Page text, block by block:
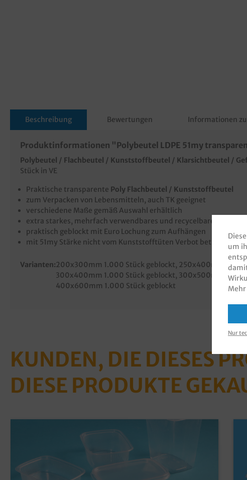
Beschreibung Bewertungen Informationen
Produktinformationen "Polybeutel LDPE 51my
Polybeutel / Flachbeutel / Kunststoffbeutel / Klarsichtbeutel /
Stück in VE
Praktische transparente Poly Flachbeutel / Kunststoffbeutel
zum Verpacken von Lebensmitteln, auch TK geeignet
verschiedene Maße gemäß Auswahl erhältlich
extra starkes, mehrfach verwendbares und recycelbares LDPE
praktisch geblockt mit Euro Lochung zum Aufhängen
mit 51my Stärke nicht vom Kunststofftüten Verbot betroffen
Varianten:200x300mm 1.000 Stück geblockt , 250x400mm
300x400mm 1.000 Stück geblockt , 300x500mm
400x600mm 1.000 Stück geblockt
KUNDEN, DIE DIESES
DIESE PRODUKTE
um
Nur